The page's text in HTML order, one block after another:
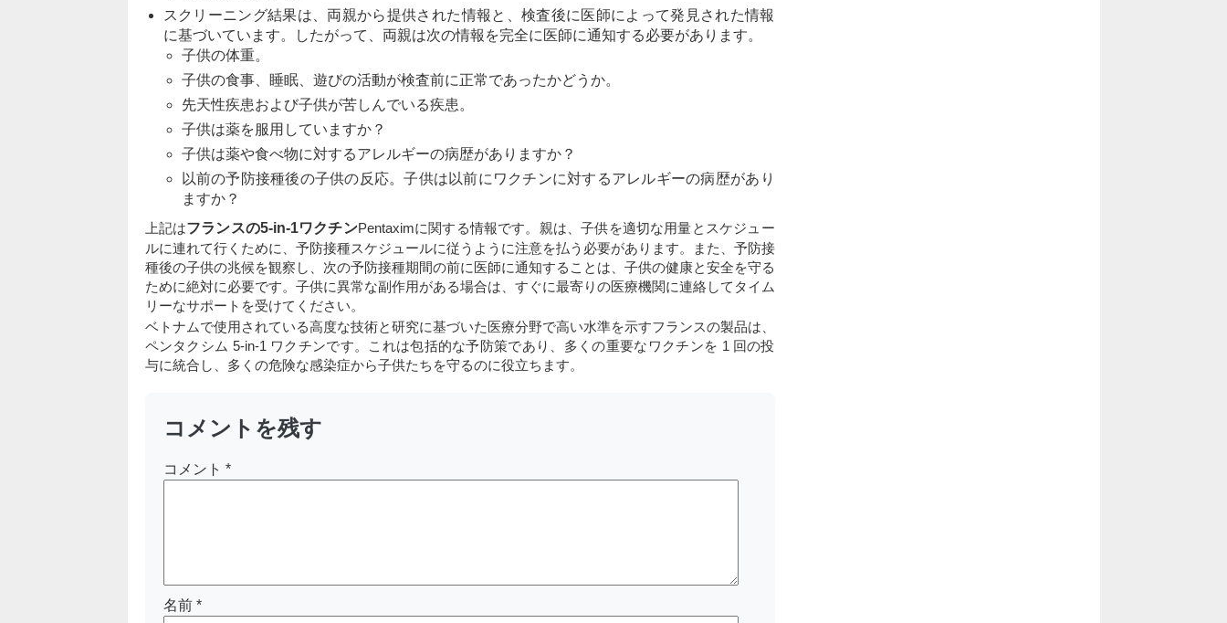
スクリーニング結果は、両親から提供された情報と、検査後に医師によって発見された情報
に基づいています。したがって、両親は次の情報を完全に医師に通知する必要があります。
子供の体重。
子供の食事、睡眠、遊びの活動が検査前に正常であったかどうか。
先天性疾患および子供が苦しんでいる疾患。
子供は薬を服用していますか？
子供は薬や食べ物に対するアレルギーの病歴がありますか？
以前の予防接種後の子供の反応。子供は以前にワクチンに対するアレルギーの病歴があり
ますか？
上記はフランスの5-in-1ワクチンPentaximに関する情報です。親は、子供を適切な用量とスケジュー
ルに連れて行くために、予防接種スケジュールに従うように注意を払う必要があります。また、予防接
種後の子供の兆候を観察し、次の予防接種期間の前に医師に通知することは、子供の健康と安全を守る
ために絶対に必要です。子供に異常な副作用がある場合は、すぐに最寄りの医療機関に連絡してタイム
リーなサポートを受けてください。
ベトナムで使用されている高度な技術と研究に基づいた医療分野で高い水準を示すフランスの製品は、
ペンタクシム 5-in-1 ワクチンです。これは包括的な予防策であり、多くの重要なワクチンを 1 回の投
与に統合し、多くの危険な感染症から子供たちを守るのに役立ちます。
コメントを残す
コメント *
名前 *